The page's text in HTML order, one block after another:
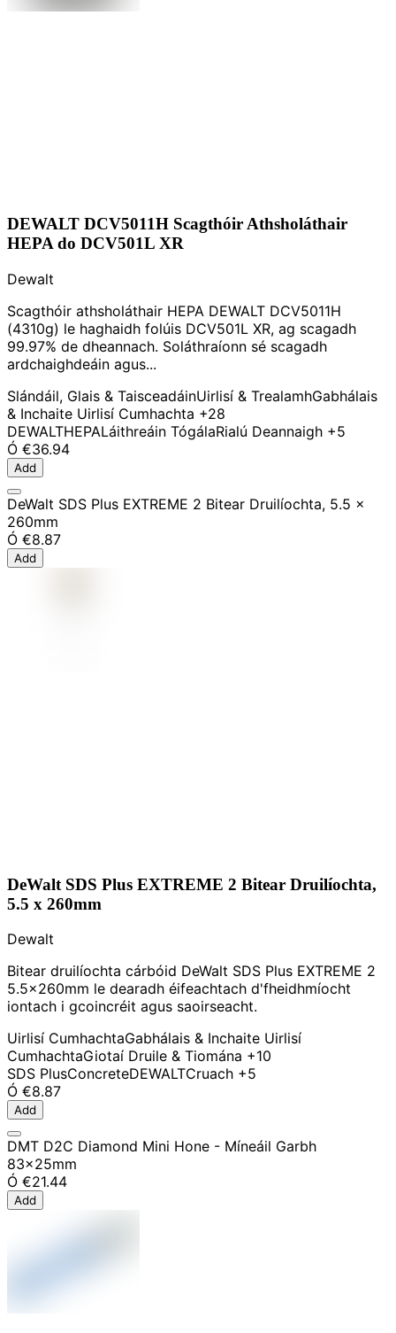
DEWALT DCV5011H Scagthóir Athsholáthair
HEPA do DCV501L XR
Dewalt
Scagthóir athsholáthair HEPA DEWALT DCV5011H
(4310g) le haghaidh folúis DCV501L XR, ag scagadh
99.97% de dheannach. Soláthraíonn sé scagadh
ardchaighdeáin agus...
Slándáil, Glais & TaisceadáinUirlisí & TrealamhGabhálais
& Inchaite Uirlisí Cumhachta +28
DEWALTHEPALáithreáin TógálaRialú Deannaigh +5
Ó €36.94
Add
DeWalt SDS Plus EXTREME 2 Bitear Druilíochta, 5.5 x
260mm
Ó €8.87
Add
DeWalt SDS Plus EXTREME 2 Bitear Druilíochta,
5.5 x 260mm
Dewalt
Bitear druilíochta cárbóid DeWalt SDS Plus EXTREME 2
5.5x260mm le dearadh éifeachtach d'fheidhmíocht
iontach i gcoincréit agus saoirseacht.
Uirlisí CumhachtaGabhálais & Inchaite Uirlisí
CumhachtaGiotaí Druile & Tiomána +10
SDS PlusConcreteDEWALTCruach +5
Ó €8.87
Add
DMT D2C Diamond Mini Hone - Míneáil Garbh
83x25mm
Ó €21.44
Add